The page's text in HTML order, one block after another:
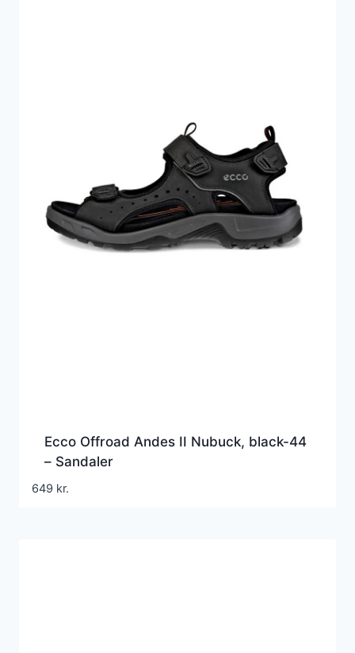
Ecco Offroad Andes II Nubuck, black-44
– Sandaler
649 kr.